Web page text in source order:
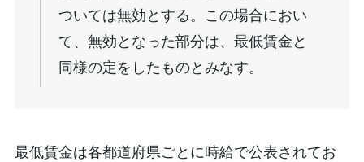
ついては無効とする。この場合におい
て、無効となった部分は、最低賃金と
同様の定をしたものとみなす。
最低賃金は各都道府県ごとに時給で公表されてお